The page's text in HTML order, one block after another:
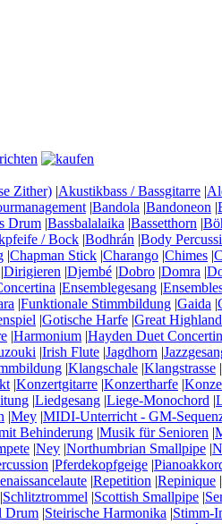
Zither) |Akustikbass / Bassgitarre |
|Bandola |Bandoneon |
Drum |Bassbalalaika |Bassetthorn |
/ Bock |Bodhrán |Body
|Chapman Stick |Charango |Chimes |
|Dirigieren |Djembé |Dobro |Domra |
|Ensemblegesang |
|Funktionale Stimmbildung |Gaida |
|Gotische Harfe |Great
|Harmonium |Hayden Duet
|Irish Flute |Jagdhorn |
|Klangschale |Klangstrasse |
|Konzertgitarre |Konzertharfe |
|Liedgesang |Liege-Monochord |
|Mey |MIDI-Unterricht - GM-
Behinderung |Musik für Senioren |
|Ney |Northumbrian Smallpipe |
|Pferdekopfgeige |
|Repetition |Repinique |
|Schlitztrommel |Scottish Smallpipe |
Drum |Steirische Harmonika |Stimm-